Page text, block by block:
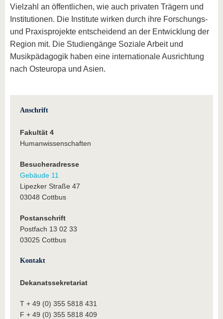
Vielzahl an öffentlichen, wie auch privaten Trägern und
Institutionen. Die Institute wirken durch ihre Forschungs-
und Praxisprojekte entscheidend an der Entwicklung der
Region mit. Die Studiengänge Soziale Arbeit und
Musikpädagogik haben eine internationale Ausrichtung
nach Osteuropa und Asien.
Anschrift
Fakultät 4
Humanwissenschaften
Besucheradresse
Gebäude 11
Lipezker Straße 47
03048 Cottbus
Postanschrift
Postfach 13 02 33
03025 Cottbus
Kontakt
Dekanatssekretariat
T + 49 (0) 355 5818 431
F + 49 (0) 355 5818 409